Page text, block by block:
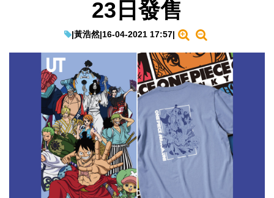
教學評測
EduTech
生成式AI與雲端應用
Enterprise Digital Transformation
23日發售
|黃浩然|16-04-2021 17:57|